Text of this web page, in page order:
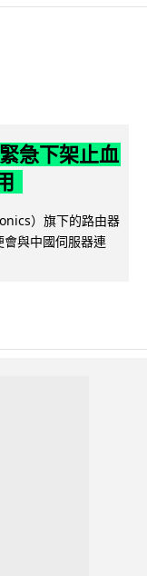
急下架止血
）旗下的路由器
與中國伺服器連